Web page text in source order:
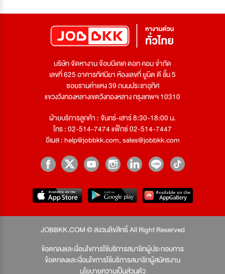
บริษัท จัดหางาน จ๊อบบีเคเค ดอท คอม จำกัด
เลขที่ 625 อาคารทัศนียา ห้องเลขที่ ยูนิต ดี ชั้น 5
ซอยรามคำแหง 39 ถนนประชาอุทิศ
แขวงวังทองหลางเขตวังทองหลาง กรุงเทพฯ 10310
ฝ่ายบริการลูกค้า : จันทร์-เสาร์ 8:30-18:00 น.
โทร : 02-514-7474 แฟ็กซ์ 02-514-7447
อีเมล :help@jobbkk.com,sales@jobbkk.com
JOBBKK.COM © สงวนลิขสิทธิ์ All Right Reserved
ข้อตกลงและเงื่อนไขการใช้บริการสมาชิกผู้ประกอบการ
ข้อตกลงและเงื่อนไขการใช้บริการสมาชิกผู้สมัครงาน
นโยบายความเป็นส่วนตัว